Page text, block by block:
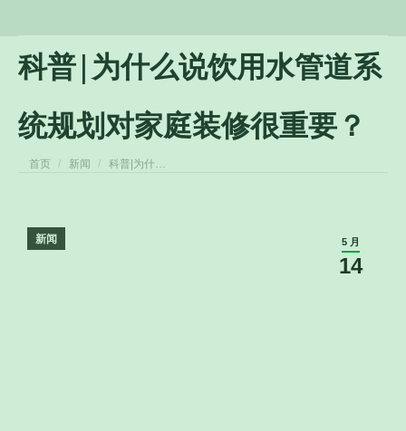
科普|为什么说饮用水管道系
统规划对家庭装修很重要？
您在这里：
首页 新闻 科普|为什…
5 月
14
新闻